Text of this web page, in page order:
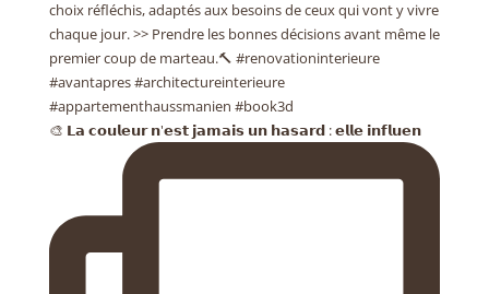
🎨 𝗟𝗮 𝗰𝗼𝘂𝗹𝗲𝘂𝗿 𝗻'𝗲𝘀𝘁 𝗷𝗮𝗺𝗮𝗶𝘀 𝘂𝗻 𝗵𝗮𝘀𝗮𝗿𝗱 : 𝗲𝗹𝗹𝗲 𝗶𝗻𝗳𝗹𝘂𝗲𝗻